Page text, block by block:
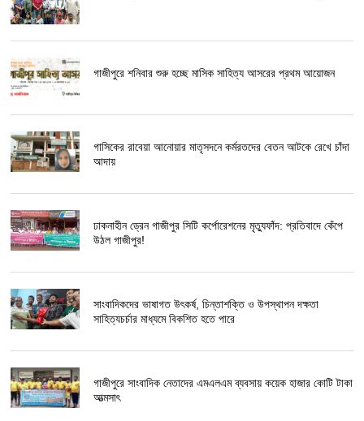
গাজীপুরে শনিবার শুরু হচ্ছে মাসিক সাহিত্য আসরের প্রথম আয়োজন
গাসিকের রাবেয়া আনোয়ার মাতৃসদনে কর্মরতদের বেতন আটকে রেখে চাঁদা
আদায়
ঢাকনাহীন ড্রেন গাজীপুর সিটি কর্পোরেশনের মৃত্যুফাঁদ: প্রতিবাদে কেঁপে
উঠল গাজীপুর!
সাংবাদিকদের ভাষাগত উৎকর্ষ, চিন্তাশক্তি ও উপস্থাপন দক্ষতা
সাহিত্যচর্চার মাধ্যমে বিকশিত হতে পারে
গাজীপুরে সাংবাদিক নেতাদের এমএলএম ব্যবসায় কয়েক হাজার কোটি টাকা
আত্মসাৎ